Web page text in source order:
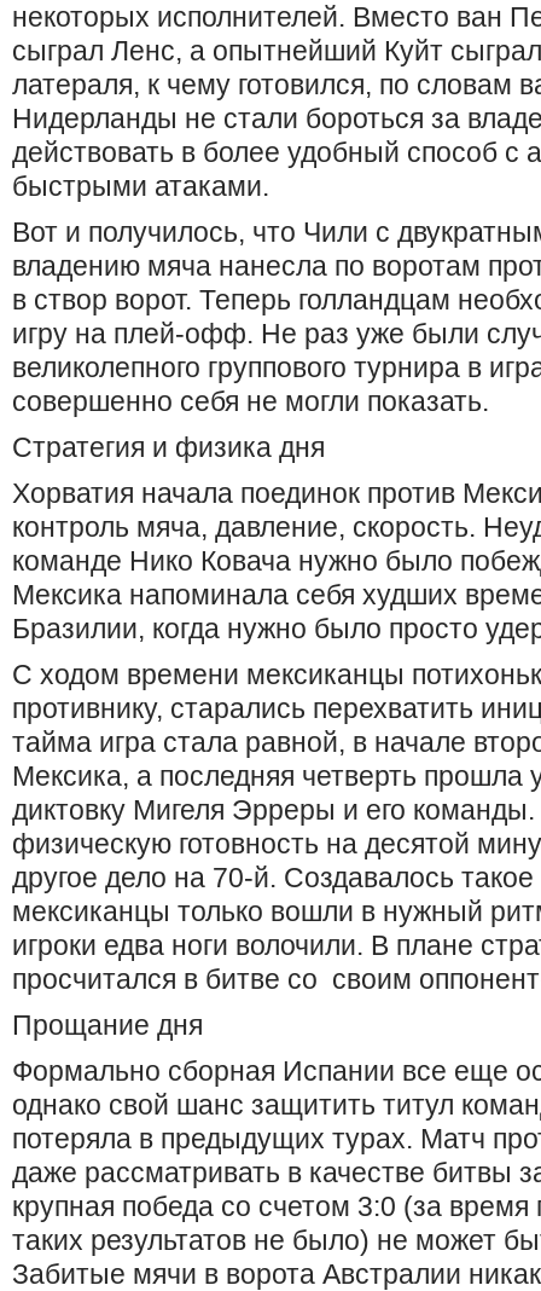
некоторых исполнителей. Вместо ван
сыграл Ленс, а опытнейший Куйт
латераля, к чему готовился, по словам
Нидерланды не стали бороться за
действовать в более удобный способ с
быстрыми атаками.
Вот и получилось, что Чили с
владению мяча нанесла по воротам
в створ ворот. Теперь голландцам
игру на плей-офф. Не раз уже были
великолепного группового турнира в
совершенно себя не могли показать.
Стратегия и физика дня
Хорватия начала поединок против
контроль мяча, давление, скорость.
команде Нико Ковача нужно было
Мексика напоминала себя худших
Бразилии, когда нужно было просто
С ходом времени мексиканцы
противнику, старались перехватить
тайма игра стала равной, в начале
Мексика, а последняя четверть прошла
диктовку Мигеля Эрреры и его
физическую готовность на десятой
другое дело на 70-й. Создавалось такое
мексиканцы только вошли в нужный
игроки едва ноги волочили. В плане
просчитался в битве со своим
Прощание дня
Формально сборная Испании все еще
однако свой шанс защитить титул
потеряла в предыдущих турах. Матч
даже рассматривать в качестве битвы
крупная победа со счетом 3:0 (за
таких результатов не было) не может
Забитые мячи в ворота Австралии